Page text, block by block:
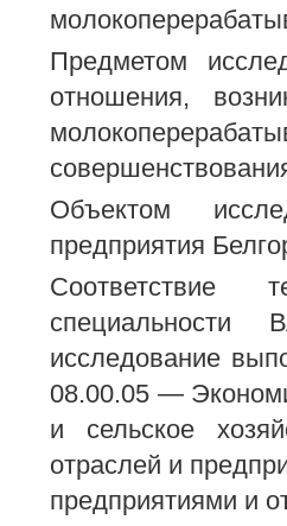
Предметом
отношения,
Объектом
предприятия
Соответствие
специальности
исследование
08.00.05 —
и сельское
отраслей и
предприятиями и